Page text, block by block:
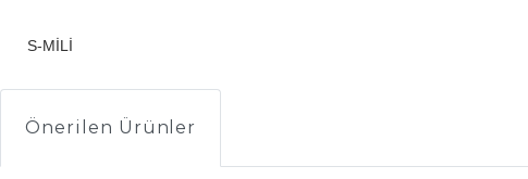
S-MİLİ
Önerilen Ürünler